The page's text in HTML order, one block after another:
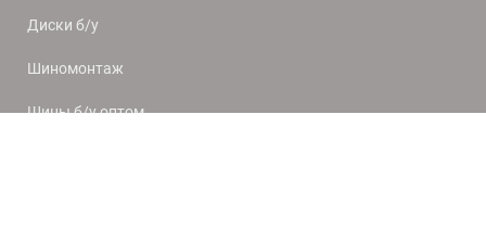
Диски б/у
Шиномонтаж
Шины б/у оптом